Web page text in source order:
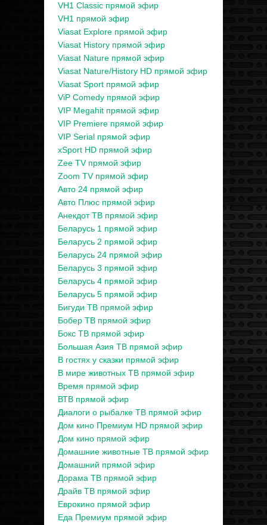
VH1 Classic прямой эфир
VH1 прямой эфир
Viasat Explore прямой эфир
Viasat History прямой эфир
Viasat Nature прямой эфир
Viasat Nature/History HD прямой эфир
Viasat Sport прямой эфир
ViP Comedy прямой эфир
VIP Megahit прямой эфир
VIP Premiere прямой эфир
VIP Serial прямой эфир
xSport HD прямой эфир
Zee TV прямой эфир
Zoom TV прямой эфир
Авто 24 прямой эфир
Авто Плюс прямой эфир
Анекдот ТВ прямой эфир
Беларусь 1 прямой эфир
Беларусь 2 прямой эфир
Беларусь 24 прямой эфир
Беларусь 3 прямой эфир
Беларусь 4 прямой эфир
Беларусь 5 прямой эфир
Бигуди ТВ прямой эфир
Бобер ТВ прямой эфир
Бокс ТВ прямой эфир
Большая Азия ТВ прямой эфир
В гостях у сказки прямой эфир
В мире животных ТВ прямой эфир
Время прямой эфир
ВТВ прямой эфир
Диалоги о рыбалке ТВ прямой эфир
Дом кино Премиум HD прямой эфир
Дом кино прямой эфир
Домашние животные ТВ прямой эфир
Домашний прямой эфир
Дорама ТВ прямой эфир
Драйв ТВ прямой эфир
Еврокино прямой эфир
Еда Премиум прямой эфир